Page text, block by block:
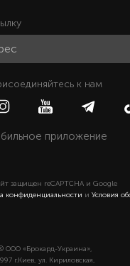
к нам
приложение
защищен reCAPTCHA и Google
конфиденциальности и Условия
ООО «Брокард-Украина»,
г.Киев, ул. Кириловская,